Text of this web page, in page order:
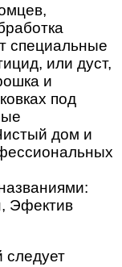
специальные
или дуст,
и
под
дом и
Эфектив
следует